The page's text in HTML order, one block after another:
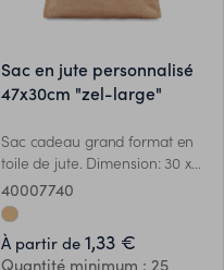
sac en jute personnalisé
47x30cm "zel-large"
Sac cadeau grand format en
toile de jute. Dimension: 30 x
47 cm.
40007740
À partir de 1,33 €
Quantité minimum : 25